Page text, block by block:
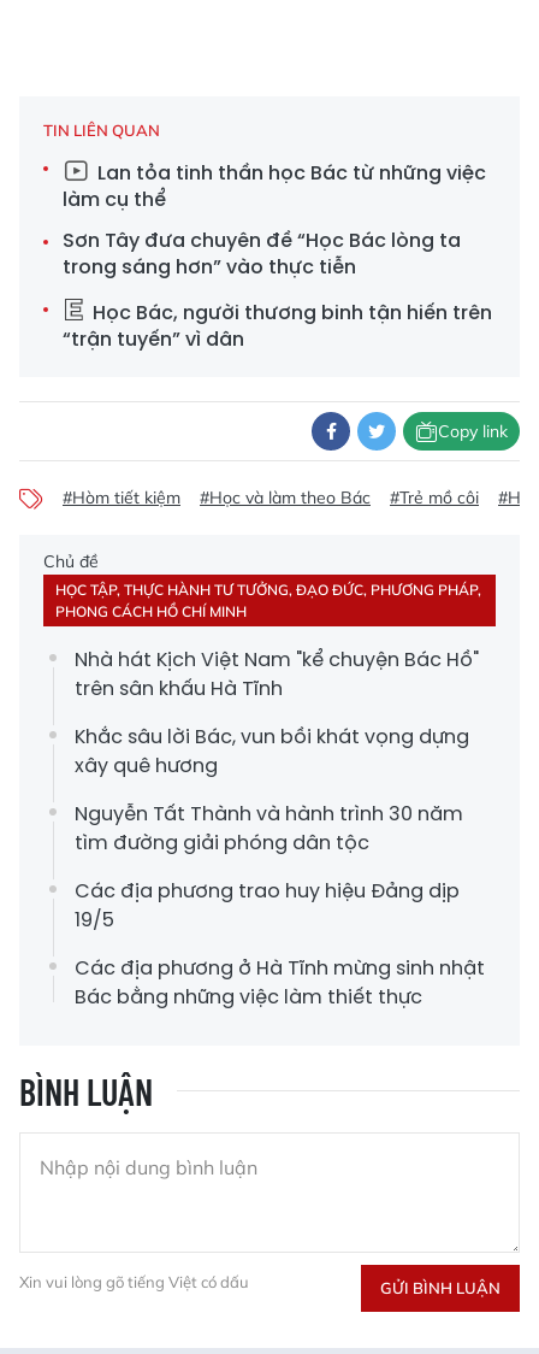
TIN LIÊN QUAN
Lan tỏa tinh thần học Bác từ những việc
làm cụ thể
Sơn Tây đưa chuyên đề “Học Bác lòng ta
trong sáng hơn” vào thực tiễn
Học Bác, người thương binh tận hiến trên
“trận tuyến” vì dân
Copy link
#Hòm tiết kiệm #Học và làm theo Bác #Trẻ mồ côi #Hỗ
Chủ đề
HỌC TẬP, THỰC HÀNH TƯ TƯỞNG, ĐẠO ĐỨC, PHƯƠNG PHÁP,
PHONG CÁCH HỒ CHÍ MINH
Nhà hát Kịch Việt Nam "kể chuyện Bác Hồ"
trên sân khấu Hà Tĩnh
Khắc sâu lời Bác, vun bồi khát vọng dựng
xây quê hương
Nguyễn Tất Thành và hành trình 30 năm
tìm đường giải phóng dân tộc
Các địa phương trao huy hiệu Đảng dịp
19/5
Các địa phương ở Hà Tĩnh mừng sinh nhật
Bác bằng những việc làm thiết thực
BÌNH LUẬN
Xin vui lòng gõ tiếng Việt có dấu GỬI BÌNH LUẬN